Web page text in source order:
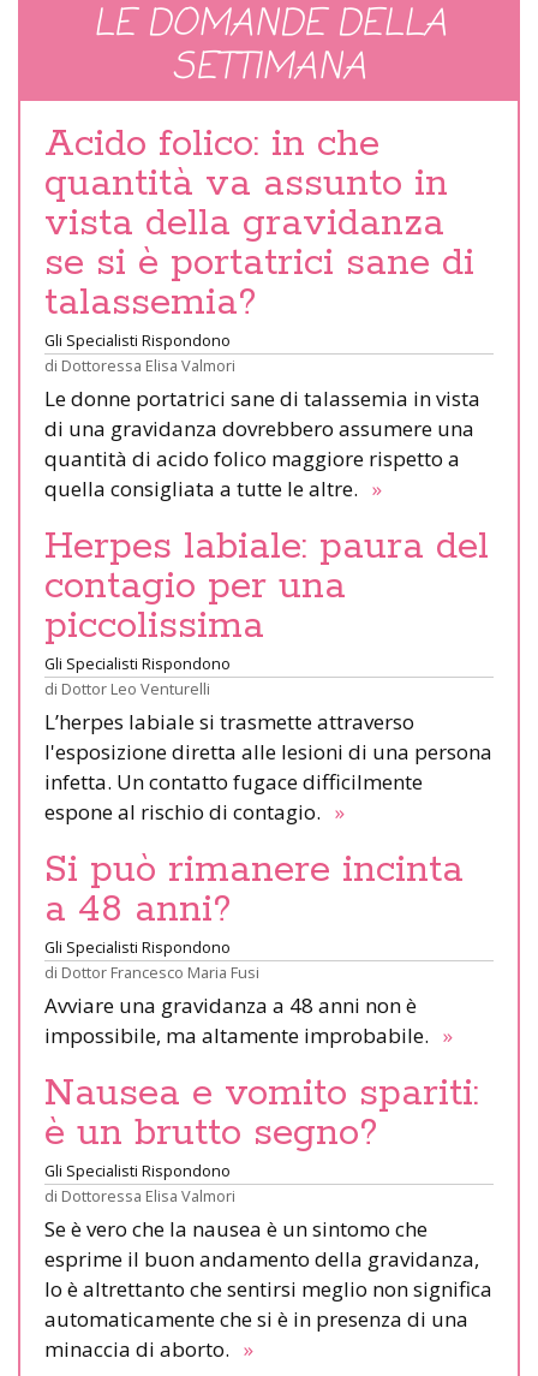
LE DOMANDE DELLA
SETTIMANA
Acido folico: in che
quantità va assunto in
vista della gravidanza
se si è portatrici sane di
talassemia?
Gli Specialisti Rispondono
di Dottoressa Elisa Valmori
Le donne portatrici sane di talassemia in vista
di una gravidanza dovrebbero assumere una
quantità di acido folico maggiore rispetto a
quella consigliata a tutte le altre. »
Herpes labiale: paura del
contagio per una
piccolissima
Gli Specialisti Rispondono
di Dottor Leo Venturelli
L’herpes labiale si trasmette attraverso
l'esposizione diretta alle lesioni di una persona
infetta. Un contatto fugace difficilmente
espone al rischio di contagio. »
Si può rimanere incinta
a 48 anni?
Gli Specialisti Rispondono
di Dottor Francesco Maria Fusi
Avviare una gravidanza a 48 anni non è
impossibile, ma altamente improbabile. »
Nausea e vomito spariti:
è un brutto segno?
Gli Specialisti Rispondono
di Dottoressa Elisa Valmori
Se è vero che la nausea è un sintomo che
esprime il buon andamento della gravidanza,
lo è altrettanto che sentirsi meglio non significa
automaticamente che si è in presenza di una
minaccia di aborto. »